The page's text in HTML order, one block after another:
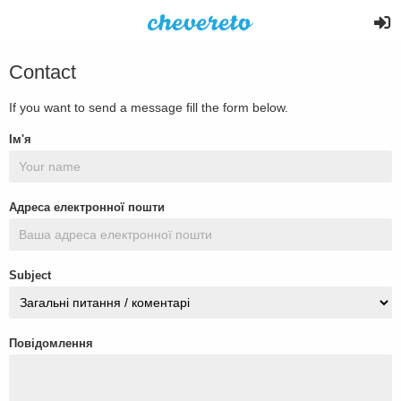
Contact
If you want to send a message fill the form below.
Ім'я
Адреса електронної пошти
Subject
Повідомлення